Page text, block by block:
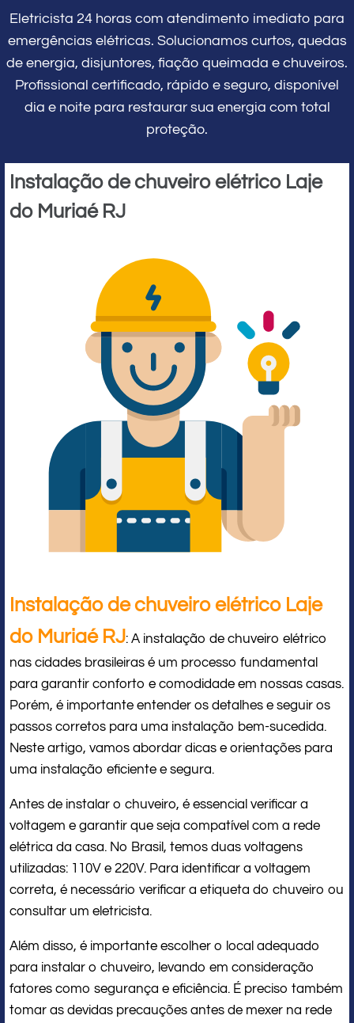
Eletricista 24 horas com atendimento imediato para
emergências elétricas. Solucionamos curtos, quedas
de energia, disjuntores, fiação queimada e chuveiros.
Profissional certificado, rápido e seguro, disponível
dia e noite para restaurar sua energia com total
proteção.
Instalação de chuveiro elétrico Laje
do Muriaé RJ
Instalação de chuveiro elétrico Laje
do Muriaé RJ: A instalação de chuveiro elétrico
nas cidades brasileiras é um processo fundamental
para garantir conforto e comodidade em nossas casas.
Porém, é importante entender os detalhes e seguir os
passos corretos para uma instalação bem-sucedida.
Neste artigo, vamos abordar dicas e orientações para
uma instalação eficiente e segura.
Antes de instalar o chuveiro, é essencial verificar a
voltagem e garantir que seja compatível com a rede
elétrica da casa. No Brasil, temos duas voltagens
utilizadas: 110V e 220V. Para identificar a voltagem
correta, é necessário verificar a etiqueta do chuveiro ou
consultar um eletricista.
Além disso, é importante escolher o local adequado
para instalar o chuveiro, levando em consideração
fatores como segurança e eficiência. É preciso também
tomar as devidas precauções antes de mexer na rede